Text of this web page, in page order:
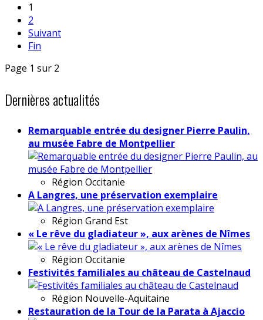
1
2
Suivant
Fin
Page 1 sur 2
Dernières actualités
Remarquable entrée du designer Pierre Paulin,
au musée Fabre de Montpellier
Région Occitanie
A Langres, une préservation exemplaire
Région Grand Est
« Le rêve du gladiateur », aux arènes de Nîmes
Région Occitanie
Festivités familiales au château de Castelnaud
Région Nouvelle-Aquitaine
Restauration de la Tour de la Parata à Ajaccio